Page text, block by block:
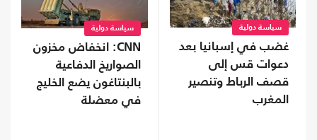
سياسة دولية
غضب في إسبانيا بعد
دعوات قس إلى
قصف الرباط وتنصير
المغرب
سياسة دولية
CNN: انخفاض مخزون
الصواريخ الدفاعية
بالبنتاغون يضع الخليج
في معضلة